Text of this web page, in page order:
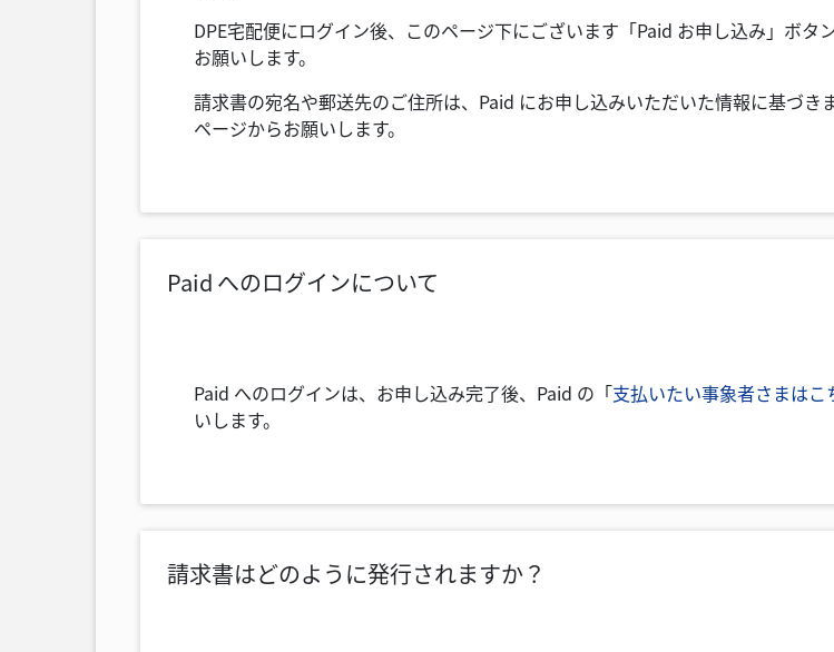
DPE宅配便にログイン後、このページ下にございます「Paid お申し込み」ボ
お願いします。
請求書の宛名や郵送先のご住所は、Paid にお申し込みいただいた情報に基づき
ページからお願いします。
Paid へのログインについて
Paid へのログインは、お申し込み完了後、Paid の「支払いたい事象者さまはこ
いします。
請求書はどのように発行されますか？